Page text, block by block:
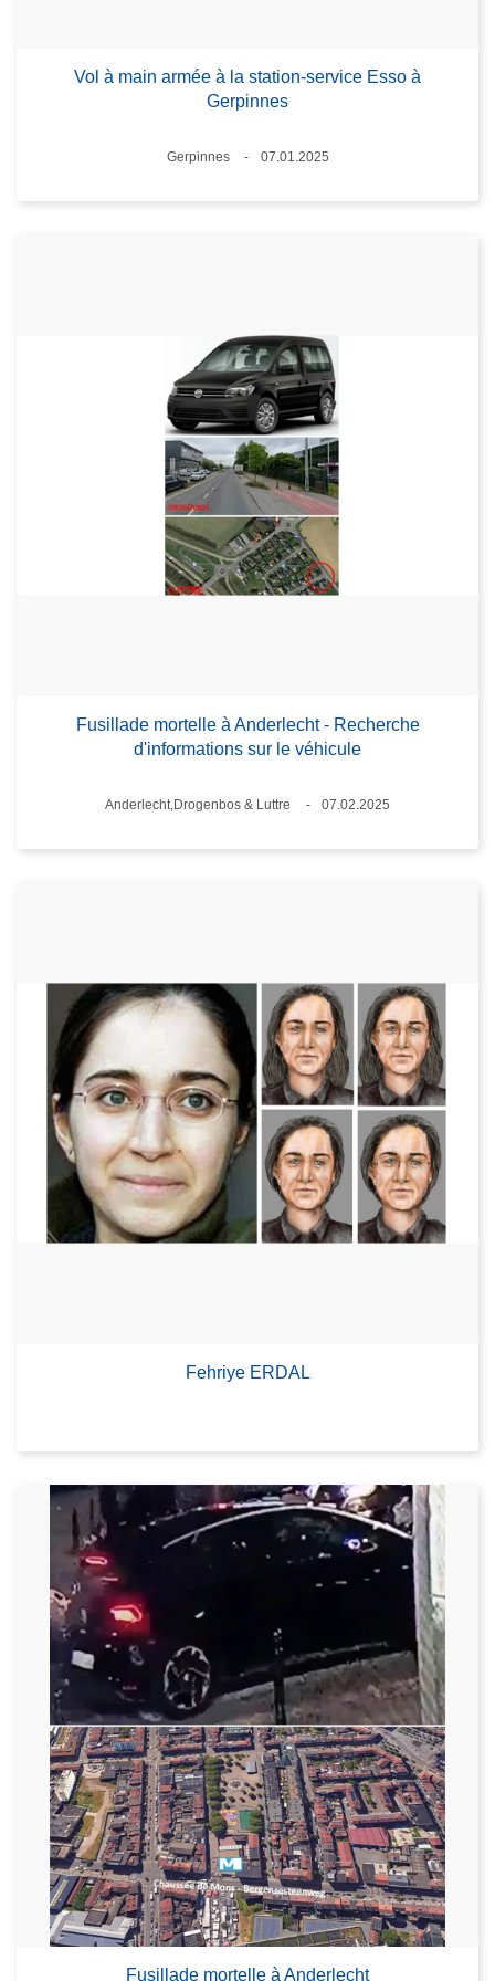
Vol à main armée à la station-service Esso à
Gerpinnes
Lieux
Gerpinnes
07.01.2025
Fusillade mortelle à Anderlecht - Recherche
d'informations sur le véhicule
Lieux
Anderlecht,Drogenbos & Luttre
07.02.2025
Fehriye ERDAL
Fusillade mortelle à Anderlecht